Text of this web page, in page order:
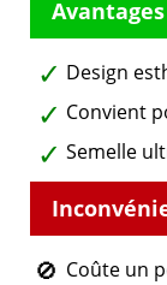
Design
Convient
Semelle
Coûte un